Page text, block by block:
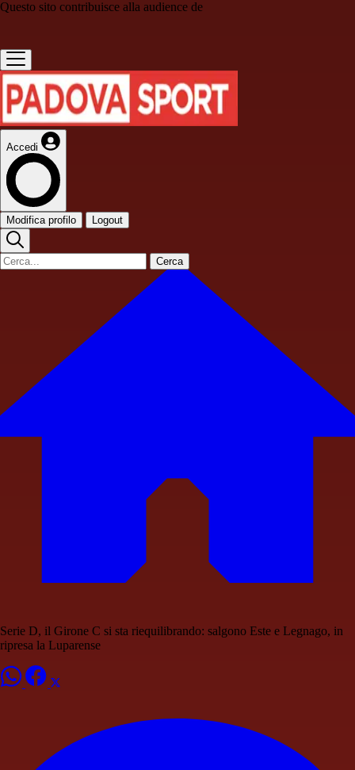
Questo sito contribuisce alla audience de
Accedi
Modifica profilo Logout
Cerca
Serie D, il Girone C si sta riequilibrando: salgono Este e Legnago, in
ripresa la Luparense